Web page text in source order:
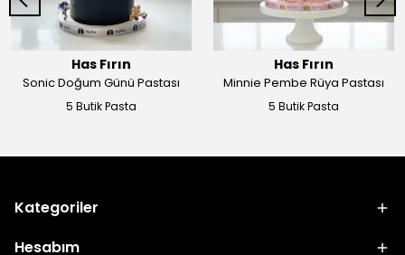
Has Fırın
Sonic Doğum Günü Pastası
5 Butik Pasta
Has Fırın
Minnie Pembe Rüya Pastası
5 Butik Pasta
Kategoriler
Hesabım